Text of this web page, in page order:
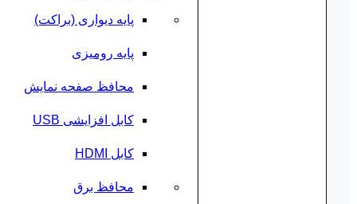
پایه دیواری (براکت)
پایه رومیزی
محافظ صفحه نمایش
کابل افزایشی USB
کابل HDMI
محافظ برق